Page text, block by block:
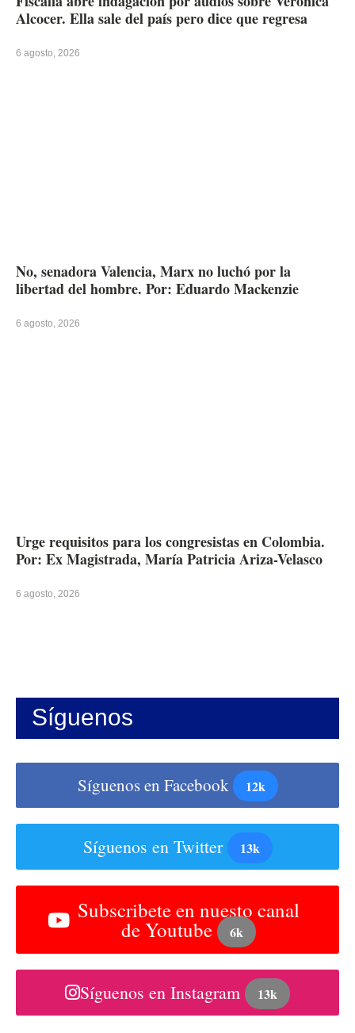
Alcocer. Ella sale del país pero dice que regresa
6 agosto, 2026
No, senadora Valencia, Marx no luchó por la
libertad del hombre. Por: Eduardo Mackenzie
6 agosto, 2026
Urge requisitos para los congresistas en Colombia.
Por: Ex Magistrada, María Patricia Ariza-Velasco
6 agosto, 2026
Síguenos
Síguenos en Facebook 12k
Síguenos en Twitter 13k
Subscribete en nuesto canal
de Youtube 6k
Síguenos en Instagram 13k